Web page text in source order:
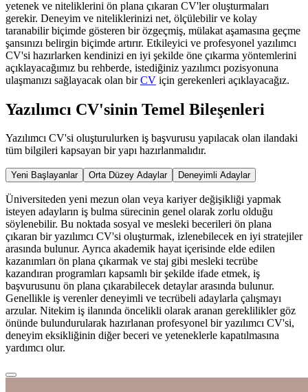
yetenek ve niteliklerini ön plana çıkaran CV'ler oluşturmaları
gerekir. Deneyim ve niteliklerinizi net, ölçülebilir ve kolay
taranabilir biçimde gösteren bir özgeçmiş, mülakat aşamasına geçme
şansınızı belirgin biçimde artırır. Etkileyici ve profesyonel yazılımcı
CV'si hazırlarken kendinizi en iyi şekilde öne çıkarma yöntemlerini
açıklayacağımız bu rehberde, istediğiniz yazılımcı pozisyonuna
ulaşmanızı sağlayacak olan birCV için gerekenleri açıklayacağız.
Yazılımcı CV'sinin Temel Bileşenleri
Yazılımcı CV'si oluşturulurken iş başvurusu yapılacak olan ilandaki
tüm bilgileri kapsayan bir yapı hazırlanmalıdır.
Yeni Başlayanlar Orta Düzey Adaylar Deneyimli Adaylar
Üniversiteden yeni mezun olan veya kariyer değişikliği yapmak
isteyen adayların iş bulma sürecinin genel olarak zorlu olduğu
söylenebilir. Bu noktada sosyal ve mesleki becerileri ön plana
çıkaran bir yazılımcı CV'si oluşturmak, izlenebilecek en iyi stratejiler
arasında bulunur. Ayrıca akademik hayat içerisinde elde edilen
kazanımları ön plana çıkarmak ve staj gibi mesleki tecrübe
kazandıran programları kapsamlı bir şekilde ifade etmek, iş
başvurusunu ön plana çıkarabilecek detaylar arasında bulunur.
Genellikle iş verenler deneyimli ve tecrübeli adaylarla çalışmayı
arzular. Nitekim iş ilanında öncelikli olarak aranan gereklilikler göz
önünde bulundurularak hazırlanan profesyonel bir yazılımcı CV'si,
deneyim eksikliğinin diğer beceri ve yeteneklerle kapatılmasına
yardımcı olur.